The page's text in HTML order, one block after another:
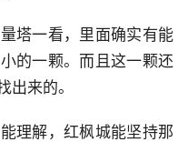
塔一看，里面确实有能
的一颗。而且这一颗还
出来的。
理解，红枫城能坚持那